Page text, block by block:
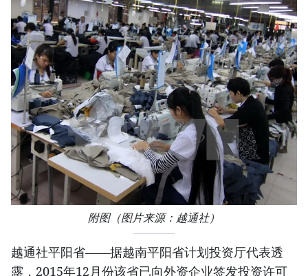
附图（图片来源：越通社）
越通社平阳省——据越南平阳省计划投资厅代表透
露，2015年12月份该省已向外资企业签发投资许可